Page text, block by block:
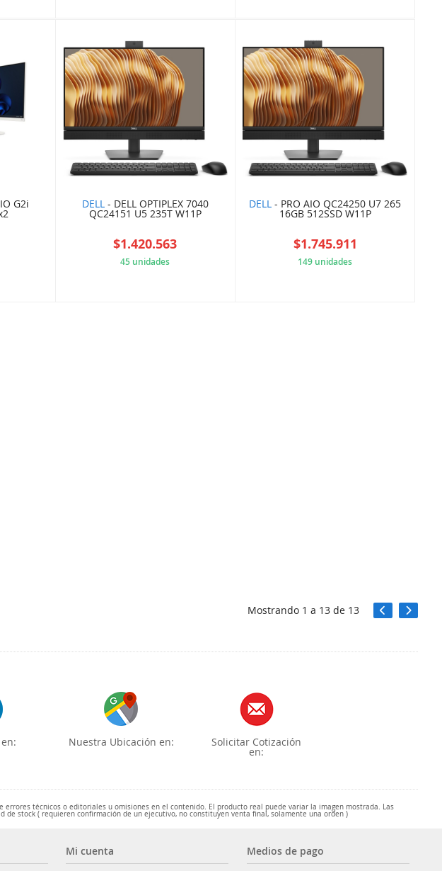
G2i DELL- DELL OPTIPLEX 7040
QC24151 U5 235T W11P
$1.420.563
45 unidades
DELL - PRO AIO QC24250 U7 265
16GB 512SSD W11P
$1.745.911
149 unidades
Mostrando 1 a 13 de 13
Nuestra Ubicación en: Solicitar Cotización
en:
técnicos o editoriales u omisiones en el contenido. El producto real puede variar la imagen mostrada. Las
stock ( requieren confirmación de un ejecutivo, no constituyen venta final, solamente una orden )
Mi cuenta Medios de pago